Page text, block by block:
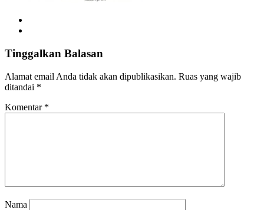
Tinggalkan Balasan
Alamat email Anda tidak akan dipublikasikan. Ruas yang wajib
ditandai *
Komentar *
Nama